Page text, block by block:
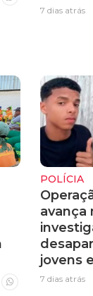
7 dias atrás
POLÍCIA
avança
jovens
7 dias atrás